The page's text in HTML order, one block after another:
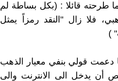
طرحته قائلا : (بكل بساطة لم
فلا زال "النقد رمزاً يمثل
)
دعمت قولي بنفي معيار الذهب
أن يدخل الى الانترنت والى